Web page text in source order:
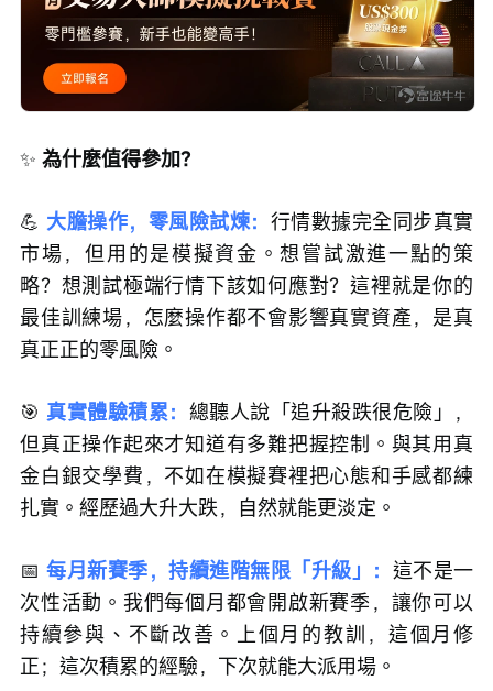
✨ 為什麼值得參加？
💪 大膽操作，零風險試煉： 行情數據完全同步真實
市場，但用的是模擬資金。想嘗試激進一點的策
略？想測試極端行情下該如何應對？這裡就是你的
最佳訓練場，怎麼操作都不會影響真實資產，是真
真正正的零風險。
🎯 真實體驗積累： 總聽人說「追升殺跌很危險」，
但真正操作起來才知道有多難把握控制。與其用真
金白銀交學費，不如在模擬賽裡把心態和手感都練
扎實。經歷過大升大跌，自然就能更淡定。
📅 每月新賽季，持續進階無限「升級」： 這不是一
次性活動。我們每個月都會開啟新賽季，讓你可以
持續參與、不斷改善。上個月的教訓，這個月修
正；這次積累的經驗，下次就能大派用場。